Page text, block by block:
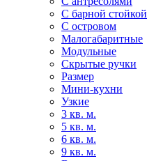
С барной стойкой
С островом
Малогабаритные
Модульные
Скрытые ручки
Размер
Мини-кухни
Узкие
3 кв. м.
5 кв. м.
6 кв. м.
9 кв. м.